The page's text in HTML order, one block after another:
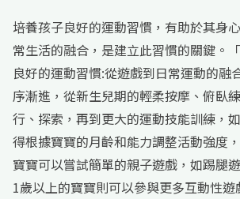
培養孩子良好的運動習慣，有助於其身
常生活的融合，是建立此習慣的關鍵。
良好的運動習慣:從遊戲到日常運動的融
序漸進，從新生兒期的輕柔按摩、俯臥
行、探索，再到更大的運動技能訓練，
得根據寶寶的月齡和能力調整活動強度
寶寶可以嘗試簡單的親子遊戲，如踢腿
1歲以上的寶寶則可以參與更多互動性